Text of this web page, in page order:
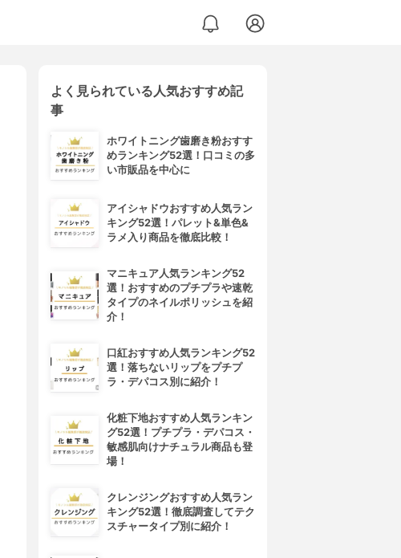
よく見られている人気おすすめ記
事
ホワイトニング歯磨き粉おすす
めランキング52選！口コミの多
い市販品を中心に
アイシャドウおすすめ人気ラン
キング52選！パレット&単色&
ラメ入り商品を徹底比較！
マニキュア人気ランキング52
選！おすすめのプチプラや速乾
タイプのネイルポリッシュを紹
介！
口紅おすすめ人気ランキング52
選！落ちないリップをプチプ
ラ・デパコス別に紹介！
化粧下地おすすめ人気ランキン
グ52選！プチプラ・デパコス・
敏感肌向けナチュラル商品も登
場！
クレンジングおすすめ人気ラン
キング52選！徹底調査してテク
スチャータイプ別に紹介！